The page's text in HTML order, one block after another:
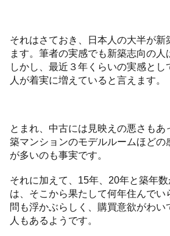
それはさておき、日本人の大半が新
ます。筆者の実感でも新築志向の人
しかし、最近３年くらいの実感とし
人が着実に増えていると言えます。
とまれ、中古には見映えの悪さも
築マンションのモデルルームほどの
が多いのも事実です。
それに加えて、15年、20年と築年
は、そこから果たして何年住んでい
問も浮かぶらしく、購買意欲がわい
人もあるようです。